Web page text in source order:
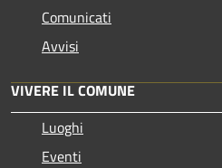
Comunicati
Avvisi
VIVERE IL COMUNE
Luoghi
Eventi